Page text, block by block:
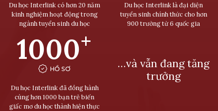
Du học Interlink có hơn 20 năm
kinh nghiệm hoạt động trong
ngành tuyển sinh du học
Du học Interlink là đại diện
tuyển sinh chính thức cho hơn
900 trường từ 6 quốc gia
1000+
HỒ SƠ
Du học Interlink đã đồng hành
cùng hơn 1000 bạn trẻ biến
giấc mơ du học thành hiện thực
…và vẫn đang tăng
trưởng